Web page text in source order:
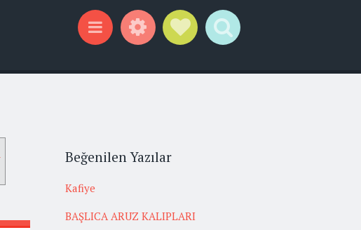
Beğenilen Yazılar
Kafiye
BAŞLICA ARUZ KALIPLARI